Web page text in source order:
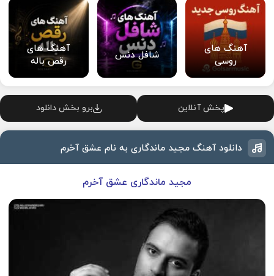
آهنگ های
روسی
شافل دنس
آهنگ های
رقص باله
پخش آنلاین برو بخش دانلود
دانلود آهنگ مجید ماندگاری به نام عشق آخرم
مجید ماندگاری عشق آخرم